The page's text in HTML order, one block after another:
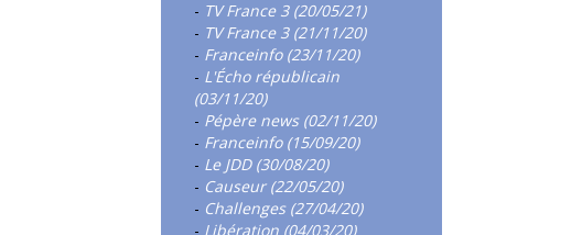
- TV France 3 (20/05/21)
- TV France 3 (21/11/20)
- Franceinfo (23/11/20)
- L'Écho républicain
(03/11/20)
- Pépère news (02/11/20)
- Franceinfo (15/09/20)
- Le JDD (30/08/20)
- Causeur (22/05/20)
- Challenges (27/04/20)
- Libération (04/03/20)